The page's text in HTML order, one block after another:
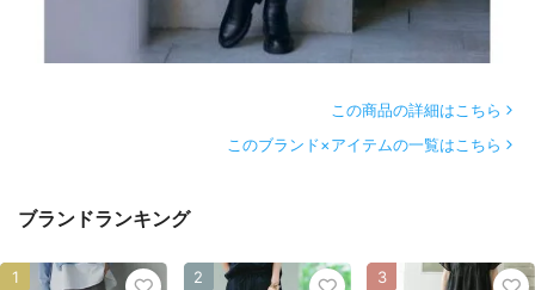
この商品の詳細はこちら
このブランド×アイテムの一覧はこちら
ブランドランキング
1 2 3